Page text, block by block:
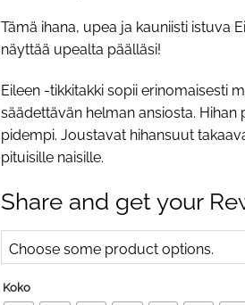
Tämä ihana, upea ja kauniisti istuva
näyttää upealta päälläsi!
Eileen -tikkitakki sopii erinomaisesti
säädettävän helman ansiosta. Hihan
pidempi. Joustavat hihansuut
pituisille naisille.
Share and get your
Choose some product options.
Koko